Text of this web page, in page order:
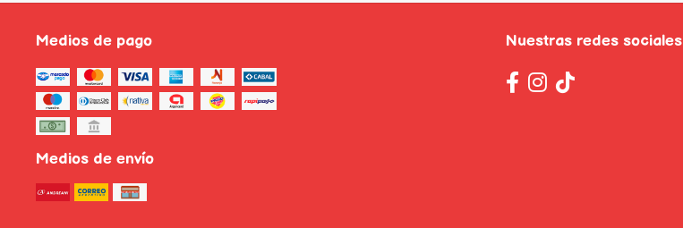
Medios de pago
Medios de envío
Nuestras redes sociales